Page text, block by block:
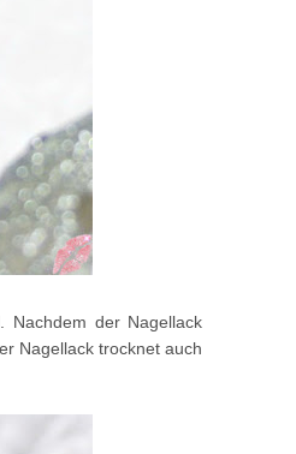
Nachdem der Nagellack
Nagellack trocknet auch